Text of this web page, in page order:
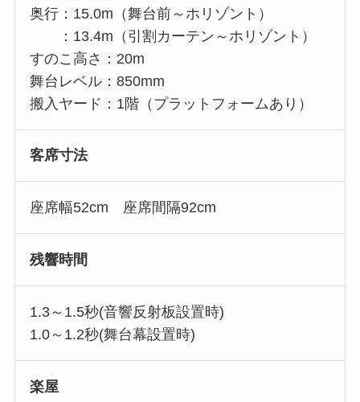
奥行：15.0m（舞台前～ホリゾント）
：13.4m（引割カーテン～ホリゾント）
すのこ高さ：20m
舞台レベル：850mm
搬入ヤード：1階（プラットフォームあり）
客席寸法
座席幅52cm 座席間隔92cm
残響時間
1.3～1.5秒(音響反射板設置時)
1.0～1.2秒(舞台幕設置時)
楽屋